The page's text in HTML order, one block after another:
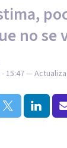
no
15:47—